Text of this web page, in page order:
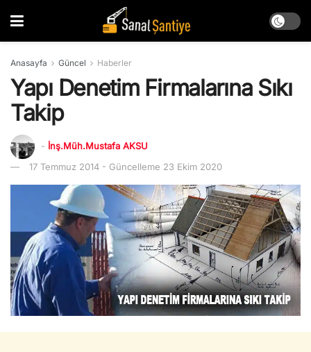
Anasayfa Güncel Haberler
Yapı Denetim Firmalarına Sıkı
Takip
- İnş.Müh.Mustafa AKSU
17 Temmuz 2014 - Güncelleme 23 Ekim 2020